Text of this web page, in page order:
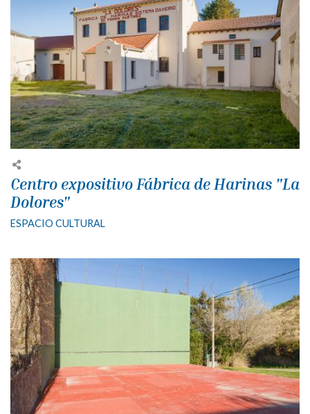
Centro expositivo Fábrica de Harinas "La
Dolores"
ESPACIO CULTURAL